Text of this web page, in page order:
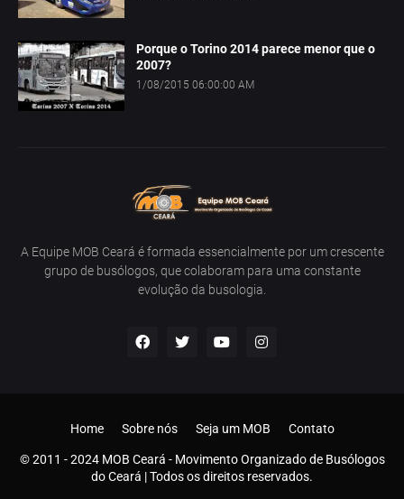
Porque o Torino 2014 parece menor que o
2007?
1/08/2015 06:00:00 AM
A Equipe MOB Ceará é formada essencialmente por um crescente
grupo de busólogos, que colaboram para uma constante
evolução da busologia.
© 2011 - 2024 MOB Ceará - Movimento Organizado de Busólogos
do Ceará | Todos os direitos reservados.
Home Sobre nós Seja um MOB Contato